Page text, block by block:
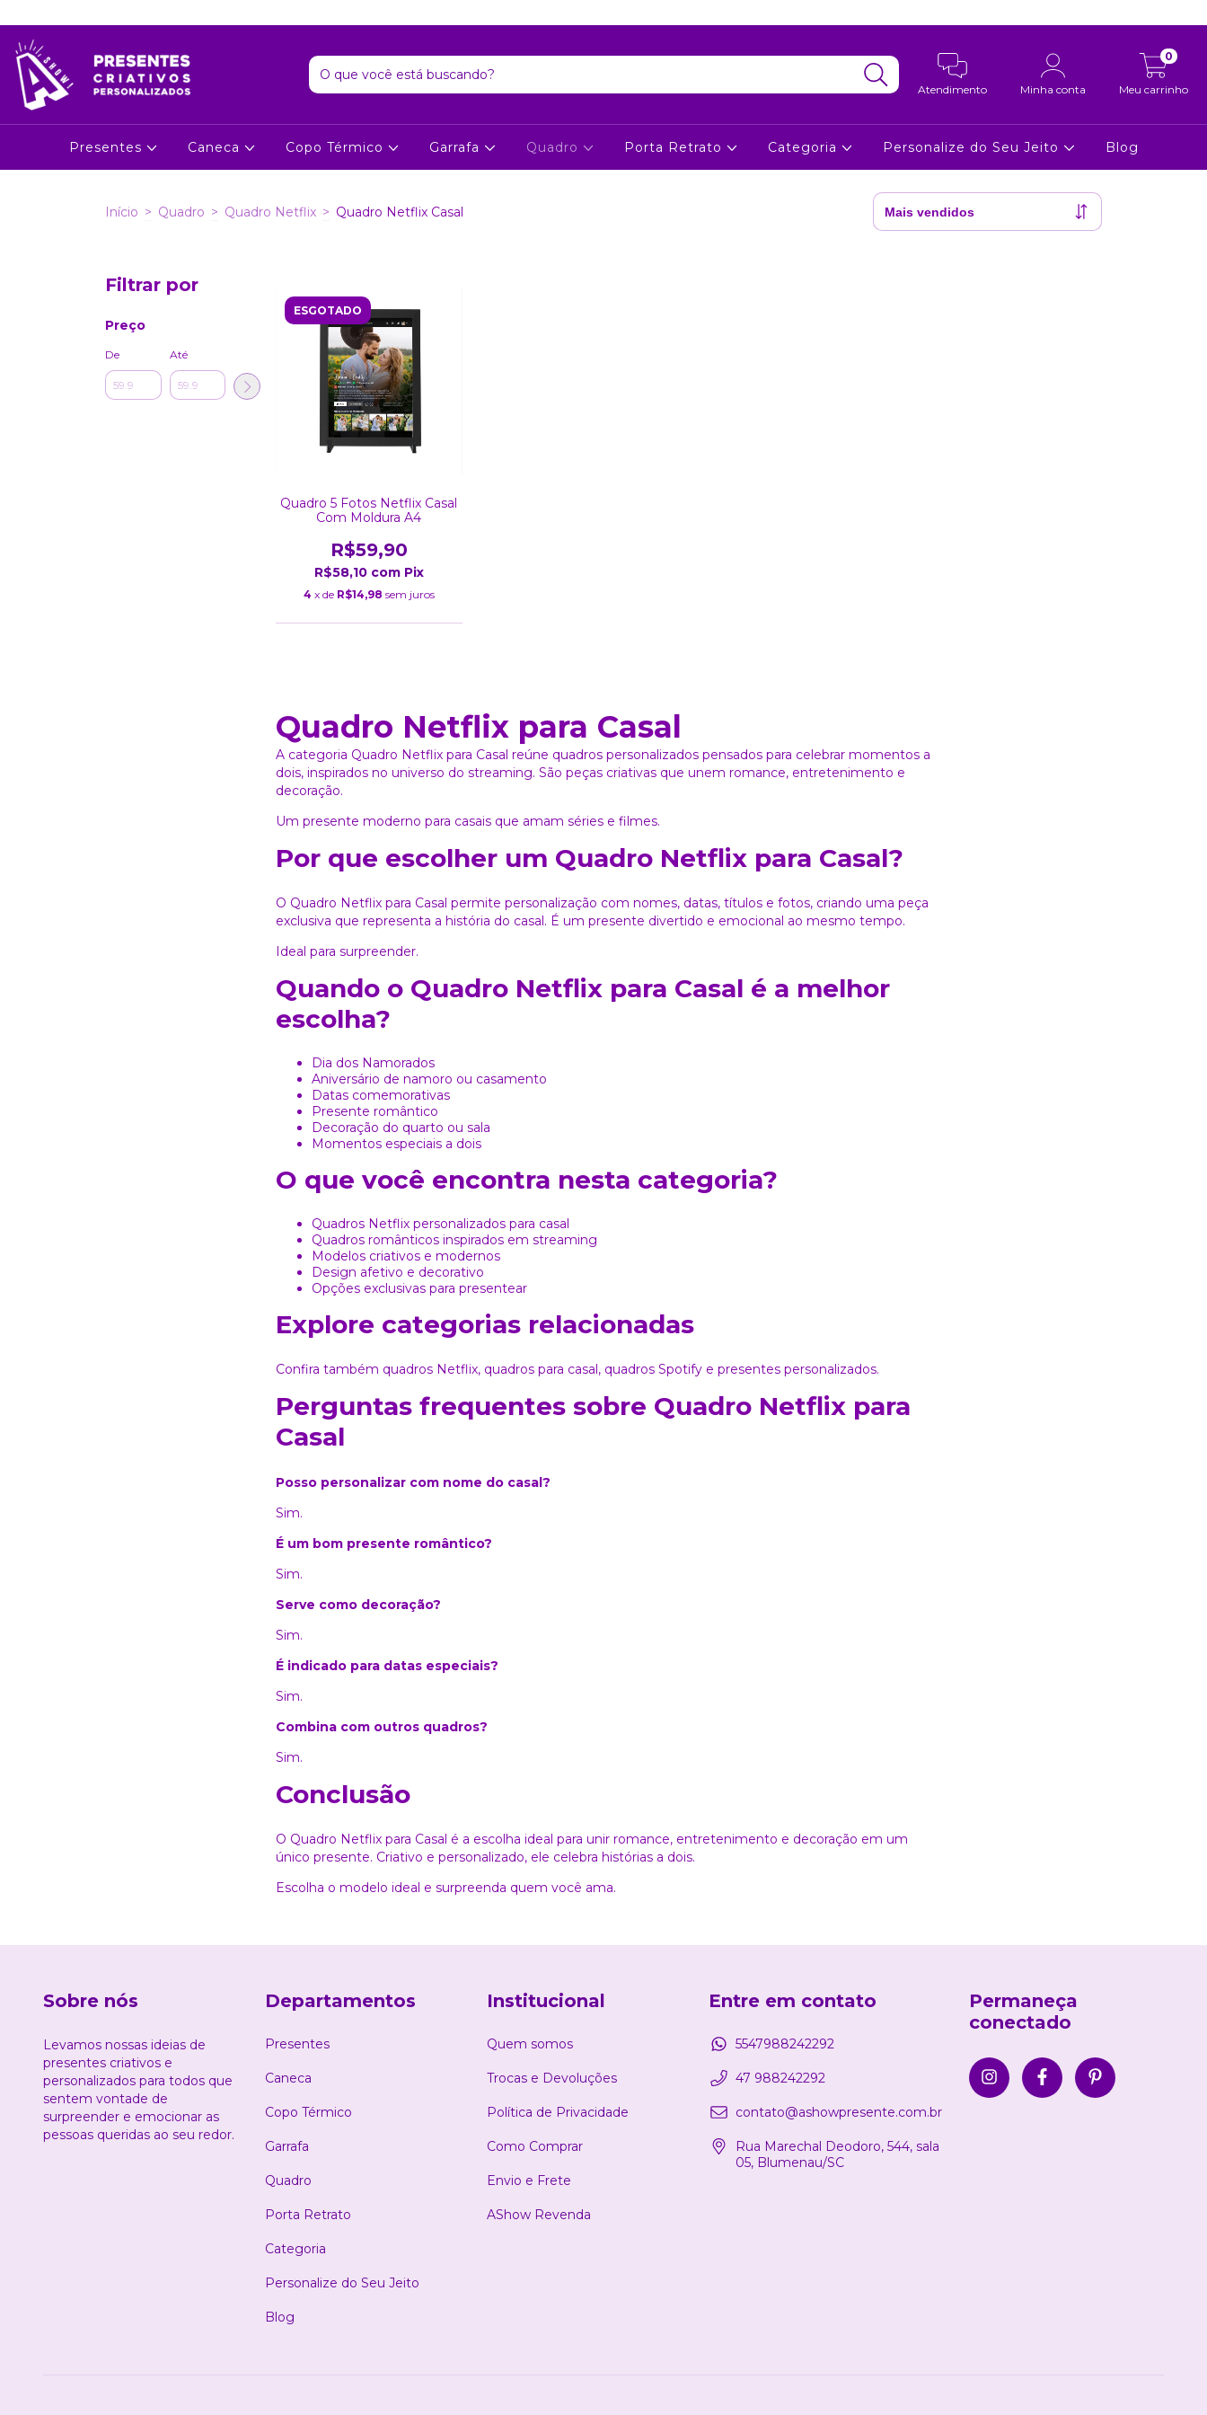
Atendimento Minha conta Meu carrinho
0
Presentes Caneca Copo Térmico Garrafa Quadro Porta Retrato Categoria Personalize do Seu Jeito Blog
Início > Quadro > Quadro Netflix > Quadro Netflix Casal
Filtrar por
Preço
De Até
ESGOTADO
Quadro 5 Fotos Netflix Casal
Com Moldura A4
R$59,90
R$58,10 com Pix
4 x de R$14,98 sem juros
Quadro Netflix para Casal
A categoria Quadro Netflix para Casal reúne quadros personalizados pensados para celebrar momentos a
dois, inspirados no universo do streaming. São peças criativas que unem romance, entretenimento e
decoração.
Um presente moderno para casais que amam séries e filmes.
Por que escolher um Quadro Netflix para Casal?
O Quadro Netflix para Casal permite personalização com nomes, datas, títulos e fotos, criando uma peça
exclusiva que representa a história do casal. É um presente divertido e emocional ao mesmo tempo.
Ideal para surpreender.
Quando o Quadro Netflix para Casal é a melhor
escolha?
Dia dos Namorados
Aniversário de namoro ou casamento
Datas comemorativas
Presente romântico
Decoração do quarto ou sala
Momentos especiais a dois
O que você encontra nesta categoria?
Quadros Netflix personalizados para casal
Quadros românticos inspirados em streaming
Modelos criativos e modernos
Design afetivo e decorativo
Opções exclusivas para presentear
Explore categorias relacionadas
Confira também quadros Netflix, quadros para casal , quadros Spotify e presentes personalizados.
Perguntas frequentes sobre Quadro Netflix para
Casal
Posso personalizar com nome do casal?
Sim.
É um bom presente romântico?
Sim.
Serve como decoração?
Sim.
É indicado para datas especiais?
Sim.
Combina com outros quadros?
Sim.
Conclusão
O Quadro Netflix para Casal é a escolha ideal para unir romance, entretenimento e decoração em um
único presente. Criativo e personalizado, ele celebra histórias a dois.
Escolha o modelo ideal e surpreenda quem você ama.
Sobre nós
Levamos nossas ideias de
presentes criativos e
personalizados para todos que
sentem vontade de
surpreender e emocionar as
pessoas queridas ao seu redor.
Departamentos
Presentes
Caneca
Copo Térmico
Garrafa
Quadro
Porta Retrato
Categoria
Personalize do Seu Jeito
Blog
Institucional
Quem somos
Trocas e Devoluções
Política de Privacidade
Como Comprar
Envio e Frete
AShow Revenda
Entre em contato
5547988242292
47 988242292
contato@ashowpresente.com.br
Rua Marechal Deodoro, 544, sala
05, Blumenau/SC
Permaneça
conectado